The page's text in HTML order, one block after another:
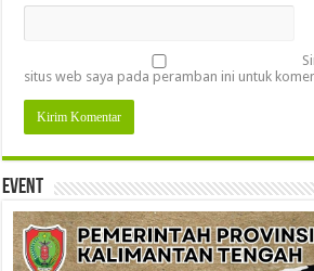
situs web saya pada peramban ini untuk
Event